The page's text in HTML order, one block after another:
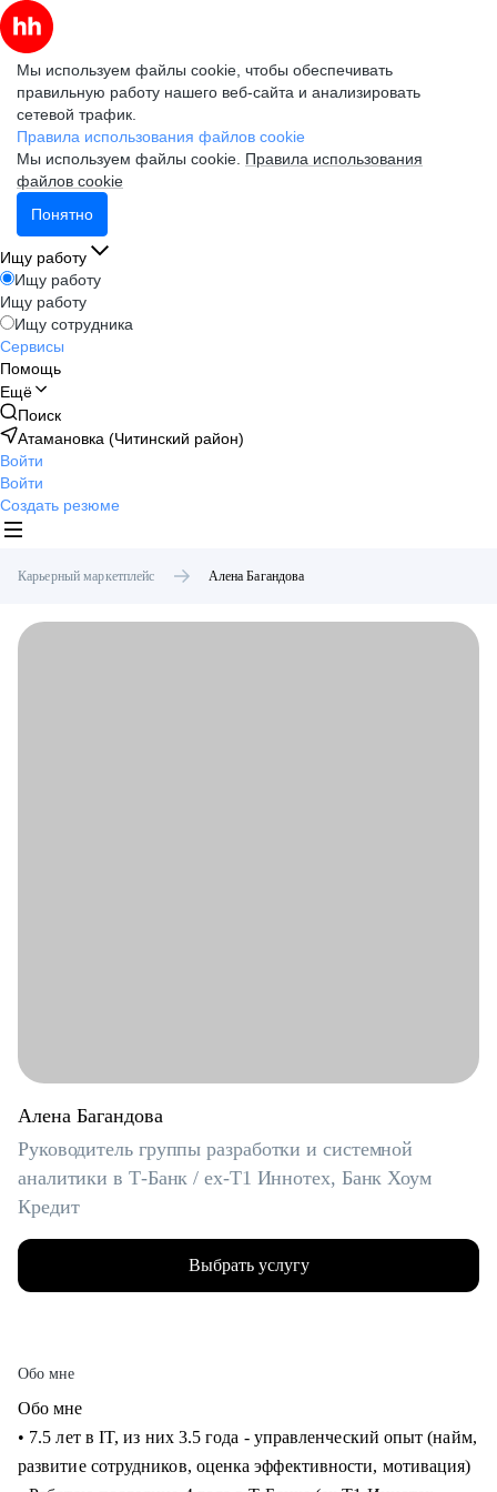
Мы используем файлы cookie, чтобы обеспечивать
правильную работу нашего веб-сайта и анализировать
сетевой трафик.
Правила использования файлов cookie
Мы используем файлы cookie. Правила использования
файлов cookie
Понятно
Ищу работу
Ищу работу
Ищу работу
Ищу сотрудника
Сервисы
Помощь
Ещё
Поиск
Атамановка (Читинский район)
Войти
Войти
Создать резюме
Карьерный маркетплейс Алена Багандова
Алена Багандова
Руководитель группы разработки и системной
аналитики в Т-Банк / ex-T1 Иннотех, Банк Хоум
Кредит
Выбрать услугу
Обо мне
Обо мне
• 7.5 лет в IT, из них 3.5 года - управленческий опыт (найм,
развитие сотрудников, оценка эффективности, мотивация)